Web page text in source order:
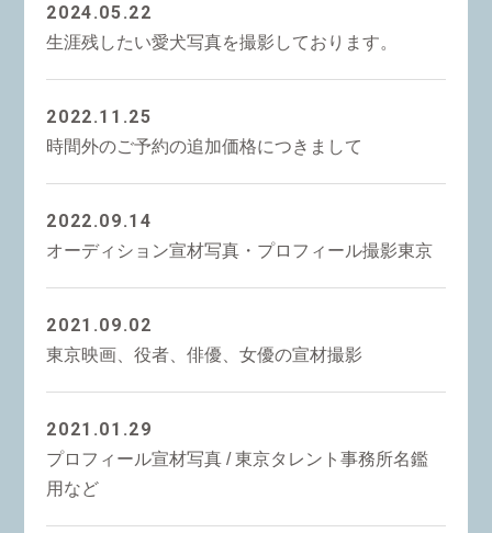
2024.05.22
生涯残したい愛犬写真を撮影しております。
2022.11.25
時間外のご予約の追加価格につきまして
2022.09.14
オーディション宣材写真・プロフィール撮影東京
2021.09.02
東京映画、役者、俳優、女優の宣材撮影
2021.01.29
プロフィール宣材写真 / 東京タレント事務所名鑑
用など